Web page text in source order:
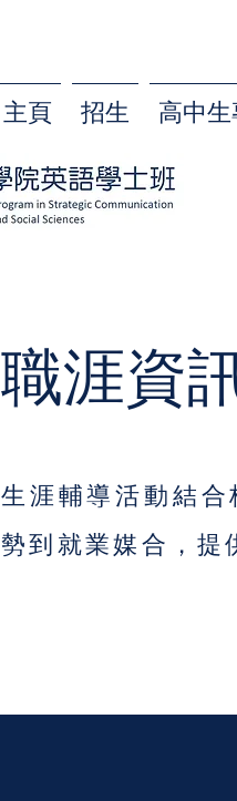
主頁 招生 高中
職涯資
生涯輔導活動結
勢到就業媒合，提